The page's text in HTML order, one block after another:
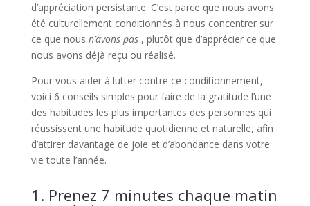
d’appréciation persistante. C’est parce que nous avons
été culturellement conditionnés à nous concentrer sur
ce que nous n’avons pas, plutôt que d’apprécier ce que
nous avons déjà reçu ou réalisé.
Pour vous aider à lutter contre ce conditionnement,
voici 6 conseils simples pour faire de la gratitude l’une
des habitudes les plus importantes des personnes qui
réussissent une habitude quotidienne et naturelle, afin
d’attirer davantage de joie et d’abondance dans votre
vie toute l’année.
1. Prenez 7 minutes chaque matin